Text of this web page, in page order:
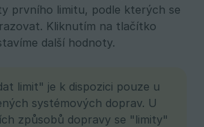
prvního limitu, podle kterých se
Kliknutím na tlačítko
další hodnoty.
limit" je k dispozici pouze u
systémových doprav. U
způsobů dopravy se "limity"